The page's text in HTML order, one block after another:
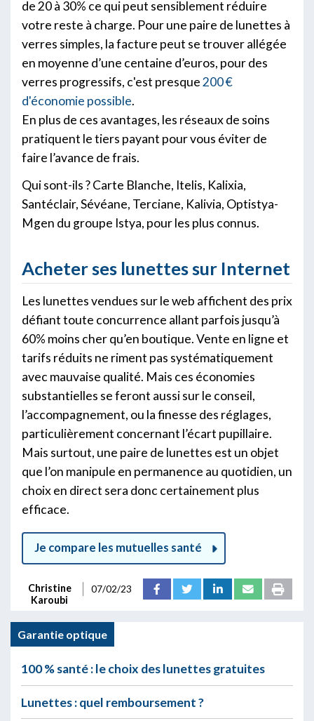
de 20 à 30% ce qui peut sensiblement réduire
votre reste à charge. Pour une paire de lunettes à
verres simples, la facture peut se trouver allégée
en moyenne d’une centaine d’euros, pour des
verres progressifs, c'est presque200 €
d'économie possible.
En plus de ces avantages, les réseaux de soins
pratiquent le tiers payant pour vous éviter de
faire l’avance de frais.
Qui sont-ils ? Carte Blanche, Itelis, Kalixia,
Santéclair, Sévéane, Terciane, Kalivia, Optistya-
Mgen du groupe Istya, pour les plus connus.
Acheter ses lunettes sur Internet
Les lunettes vendues sur le web affichent des prix
défiant toute concurrence allant parfois jusqu’à
60% moins cher qu’en boutique. Vente en ligne et
tarifs réduits ne riment pas systématiquement
avec mauvaise qualité. Mais ces économies
substantielles se feront aussi sur le conseil,
l’accompagnement, ou la finesse des réglages,
particulièrement concernant l’écart pupillaire.
Mais surtout, une paire de lunettes est un objet
que l’on manipule en permanence au quotidien, un
choix en direct sera donc certainement plus
efficace.
Je compare les mutuelles santé
Christine
Karoubi
07/02/23
Garantie optique
100 % santé : le choix des lunettes gratuites
Lunettes : quel remboursement ?